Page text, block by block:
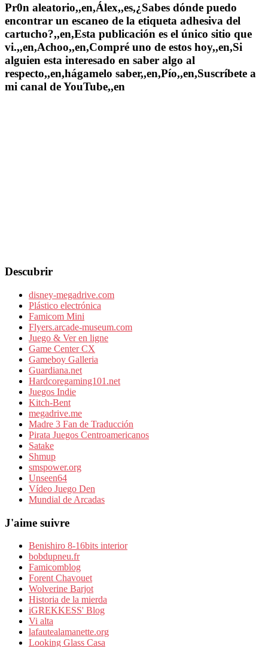
Pr0n aleatorio,,en,Álex,,es,¿Sabes dónde puedo
encontrar un escaneo de la etiqueta adhesiva del
cartucho?,,en,Esta publicación es el único sitio que
vi.,,en,Achoo,,en,Compré uno de estos hoy,,en,Si
alguien esta interesado en saber algo al
respecto,,en,hágamelo saber,,en,Pío,,en,Suscríbete a
mi canal de YouTube,,en
Descubrir
disney-megadrive.com
Plástico electrónica
Famicom Mini
Flyers.arcade-museum.com
Juego & Ver en ligne
Game Center CX
Gameboy Galleria
Guardiana.net
Hardcoregaming101.net
Juegos Indie
Kitch-Bent
megadrive.me
Madre 3 Fan de Traducción
Pirata Juegos Centroamericanos
Satake
Shmup
smspower.org
Unseen64
Vídeo Juego Den
Mundial de Arcadas
J'aime suivre
Benishiro 8-16bits interior
bobdupneu.fr
Famicomblog
Forent Chavouet
Wolverine Barjot
Historia de la mierda
iGREKKESS' Blog
Vi alta
lafautealamanette.org
Looking Glass Casa